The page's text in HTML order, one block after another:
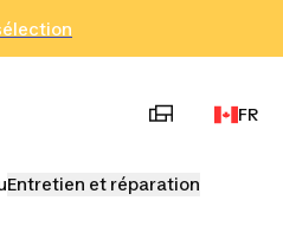
FR
Entretien et réparation